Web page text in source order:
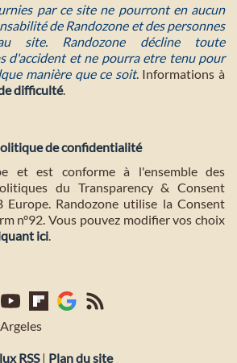
par ce site ne pourront en aucun
de Randozone et des personnes
site. Randozone décline toute
d'accident et ne pourra etre tenu pour
manière que ce soit. Informations à
difficulté.
de confidentialité
et est conforme à l'ensemble des
du Transparency & Consent
Europe. Randozone utilise la Consent
n°92. Vous pouvez modifier vos choix
ici
RSS| Plan du site